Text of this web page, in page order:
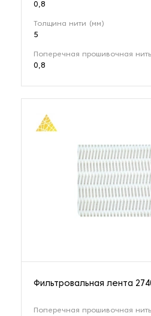
0,8
Толщина нити (мм)
5
Поперечная прошивочная
0,8
Фильтровальная лента
Поперечная прошивочная